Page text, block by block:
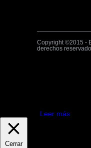
Copyright ©2015 -
derechos
Leer más
Cerrar